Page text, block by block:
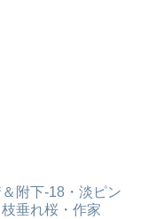
＆附下-18・淡ピン
垂れ桜・作家